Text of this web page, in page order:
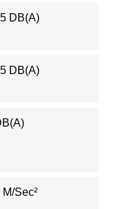
DB(A)
DB(A)
M/sec²